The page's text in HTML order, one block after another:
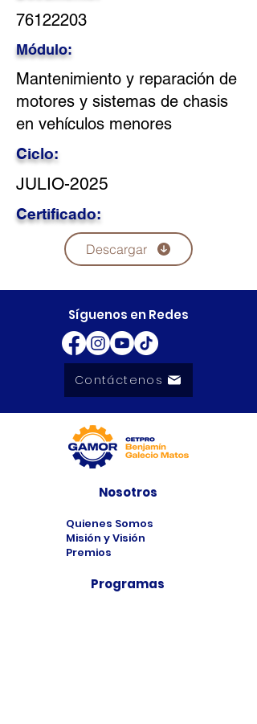
76122203
Módulo:
Mantenimiento y reparación de
motores y sistemas de chasis
en vehículos menores
Ciclo:
JULIO-2025
Certificado:
Descargar
Síguenos en Redes
Contáctenos
Nosotros
Quienes Somos
Misión y Visión
Premios
Programas